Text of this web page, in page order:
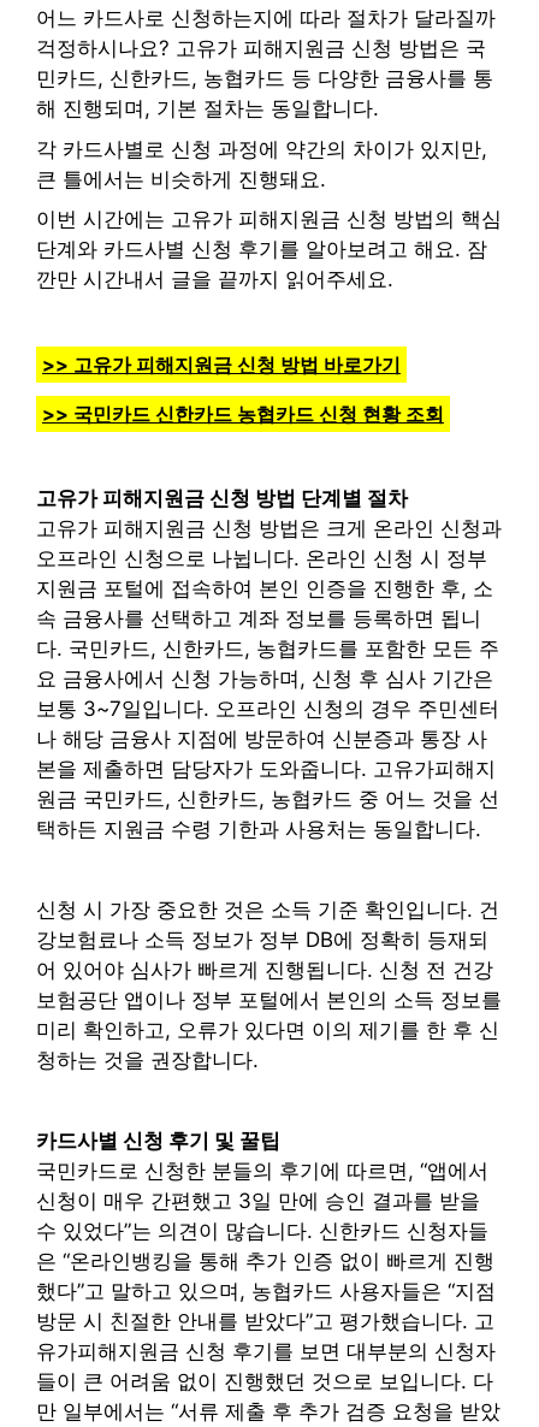
어느 카드사로 신청하는지에 따라 절차가 달라질까
걱정하시나요? 고유가 피해지원금 신청 방법은 국
민카드, 신한카드, 농협카드 등 다양한 금융사를 통
해 진행되며, 기본 절차는 동일합니다.
각 카드사별로 신청 과정에 약간의 차이가 있지만,
큰 틀에서는 비슷하게 진행돼요.
이번 시간에는 고유가 피해지원금 신청 방법의 핵심
단계와 카드사별 신청 후기를 알아보려고 해요. 잠
깐만 시간내서 글을 끝까지 읽어주세요.
>> 고유가 피해지원금 신청 방법 바로가기
>> 국민카드 신한카드 농협카드 신청 현황 조회
고유가 피해지원금 신청 방법 단계별 절차
고유가 피해지원금 신청 방법은 크게 온라인 신청과
오프라인 신청으로 나뉩니다. 온라인 신청 시 정부
지원금 포털에 접속하여 본인 인증을 진행한 후, 소
속 금융사를 선택하고 계좌 정보를 등록하면 됩니
다. 국민카드, 신한카드, 농협카드를 포함한 모든 주
요 금융사에서 신청 가능하며, 신청 후 심사 기간은
보통 3~7일입니다. 오프라인 신청의 경우 주민센터
나 해당 금융사 지점에 방문하여 신분증과 통장 사
본을 제출하면 담당자가 도와줍니다. 고유가피해지
원금 국민카드, 신한카드, 농협카드 중 어느 것을 선
택하든 지원금 수령 기한과 사용처는 동일합니다.
신청 시 가장 중요한 것은 소득 기준 확인입니다. 건
강보험료나 소득 정보가 정부 DB에 정확히 등재되
어 있어야 심사가 빠르게 진행됩니다. 신청 전 건강
보험공단 앱이나 정부 포털에서 본인의 소득 정보를
미리 확인하고, 오류가 있다면 이의 제기를 한 후 신
청하는 것을 권장합니다.
카드사별 신청 후기 및 꿀팁
국민카드로 신청한 분들의 후기에 따르면, “앱에서
신청이 매우 간편했고 3일 만에 승인 결과를 받을
수 있었다”는 의견이 많습니다. 신한카드 신청자들
은 “온라인뱅킹을 통해 추가 인증 없이 빠르게 진행
했다”고 말하고 있으며, 농협카드 사용자들은 “지점
방문 시 친절한 안내를 받았다”고 평가했습니다. 고
유가피해지원금 신청 후기를 보면 대부분의 신청자
들이 큰 어려움 없이 진행했던 것으로 보입니다. 다
만 일부에서는 “서류 제출 후 추가 검증 요청을 받았